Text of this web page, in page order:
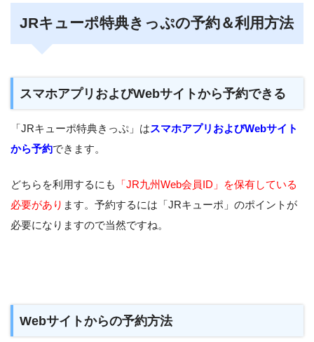
JRキューポ特典きっぷの予約＆利用方法
スマホアプリおよびWebサイトから予約できる
「JRキューポ特典きっぷ」はスマホアプリおよびWebサイト
から予約できます。
どちらを利用するにも
「JR九州Web会員ID」を保有している
必要があり ます。予約するには「JRキューポ」のポイントが
必要になりますので当然ですね。
Webサイトからの予約方法